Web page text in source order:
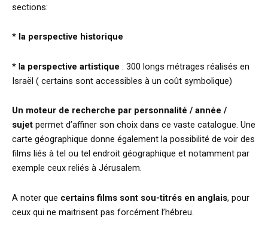
sections:
* la perspective historique
* la perspective artistique : 300 longs métrages réalisés en
Israël ( certains sont accessibles à un coût symbolique)
Un moteur de recherche par personnalité / année /
sujet permet d’affiner son choix dans ce vaste catalogue. Une
carte géographique donne également la possibilité de voir des
films liés à tel ou tel endroit géographique et notamment par
exemple ceux reliés à Jérusalem.
A noter que certains films sont sou-titrés en anglais, pour
ceux qui ne maitrisent pas forcément l’hébreu.